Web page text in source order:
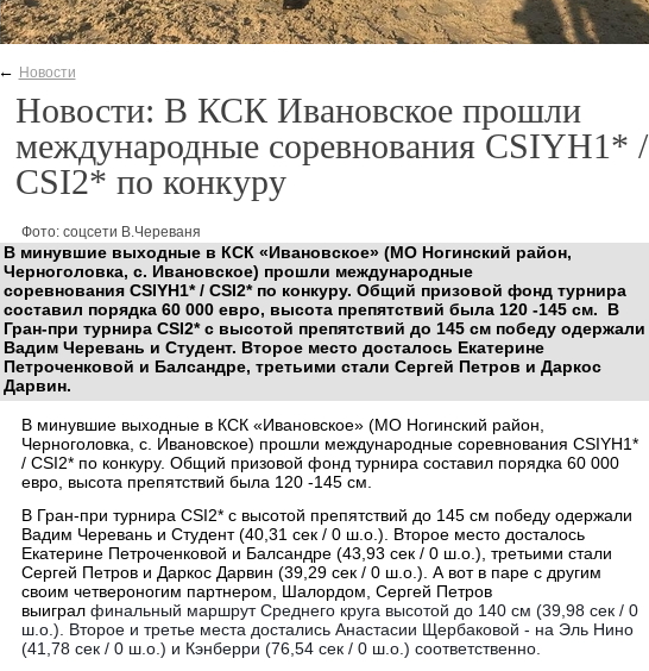
← Новости
Новости: В КСК Ивановское прошли
международные соревнования CSIYH1* /
CSI2* по конкуру
Фото: соцсети В.Череваня
В минувшие выходные в КСК «Ивановское» (МО Ногинский район,
Черноголовка, с. Ивановское) прошли международные
соревнования CSIYH1* / CSI2* по конкуру. Общий призовой фонд турнира
составил порядка 60 000 евро, высота препятствий была 120 -145 см. В
Гран-при турнира CSI2* с высотой препятствий до 145 см победу одержали
Вадим Черевань и Студент. Второе место досталось Екатерине
Петроченковой и Балсандре, третьими стали Сергей Петров и Даркос
Дарвин.
В минувшие выходные в КСК «Ивановское» (МО Ногинский район,
Черноголовка, с. Ивановское) прошли международные соревнования CSIYH1*
/ CSI2* по конкуру. Общий призовой фонд турнира составил порядка 60 000
евро, высота препятствий была 120 -145 см.
В Гран-при турнира CSI2* с высотой препятствий до 145 см победу одержали
Вадим Черевань и Студент (40,31 сек / 0 ш.о.). Второе место досталось
Екатерине Петроченковой и Балсандре (43,93 сек / 0 ш.о.), третьими стали
Сергей Петров и Даркос Дарвин (39,29 сек / 0 ш.о.). А вот в паре с другим
своим четвероногим партнером, Шалордом, Сергей Петров
выиграл финальный маршрут Среднего круга высотой до 140 см (39,98 сек / 0
ш.о.). Второе и третье места достались Анастасии Щербаковой - на Эль Нино
(41,78 сек / 0 ш.о.) и Кэнберри (76,54 сек / 0 ш.о.) соответственно.